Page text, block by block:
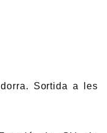
Sortida a les